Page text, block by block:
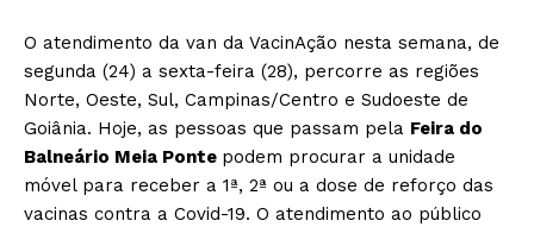
O atendimento da van da VacinAção nesta semana, de
segunda (24) a sexta-feira (28), percorre as regiões
Norte, Oeste, Sul, Campinas/Centro e Sudoeste de
Goiânia. Hoje, as pessoas que passam pela Feira do
Balneário Meia Ponte podem procurar a unidade
móvel para receber a 1ª, 2ª ou a dose de reforço das
vacinas contra a Covid-19. O atendimento ao público